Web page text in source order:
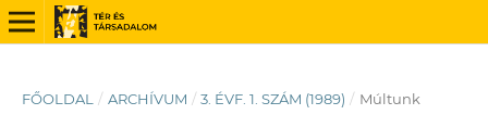
FŐOLDAL / ARCHÍVUM / 3. ÉVF. 1. SZÁM (1989) / Múltunk